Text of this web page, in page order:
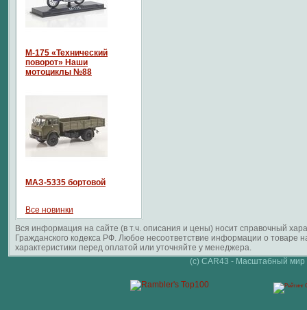
М-175 «Технический
поворот» Наши
мотоциклы №88
МАЗ-5335 бортовой
Все новинки
Вся информация на сайте (в т.ч. описания и цены) носит справочный
Гражданского кодекса РФ. Любое несоответствие информации о
характеристики перед оплатой или уточняйте у менеджера.
(c) CAR43 - Масштабный мир